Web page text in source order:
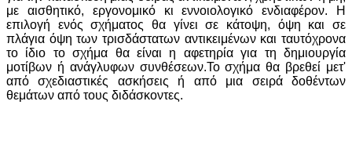
με αισθητικό, εργονομικό κι εννοιολογικό ενδιαφέρον. Η
επιλογή ενός σχήματος θα γίνει σε κάτοψη, όψη και σε
πλάγια όψη των τρισδάστατων αντικειμένων και ταυτόχρονα
το ίδιο το σχήμα θα είναι η αφετηρία για τη δημιουργία
μοτίβων ή ανάγλυφων συνθέσεων.Το σχήμα θα βρεθεί μετ'
από σχεδιαστικές ασκήσεις ή από μια σειρά δοθέντων
θεμάτων από τους διδάσκοντες.